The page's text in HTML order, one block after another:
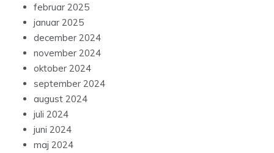
februar 2025
januar 2025
december 2024
november 2024
oktober 2024
september 2024
august 2024
juli 2024
juni 2024
maj 2024